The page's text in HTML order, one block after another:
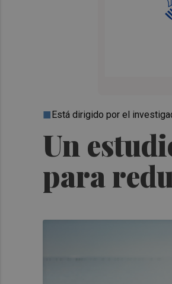
Un
para
Está dirigido por el